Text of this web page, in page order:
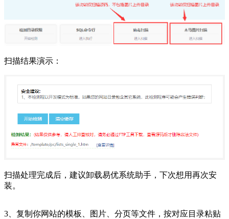
扫描结果演示：
扫描处理完成后，建议卸载易优系统助手，下次想用再次安
装。
3、复制你网站的模板、图片、分页等文件，按对应目录粘贴